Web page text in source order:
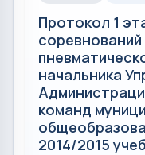
Протокол 1
начальника
команд
2014/2015